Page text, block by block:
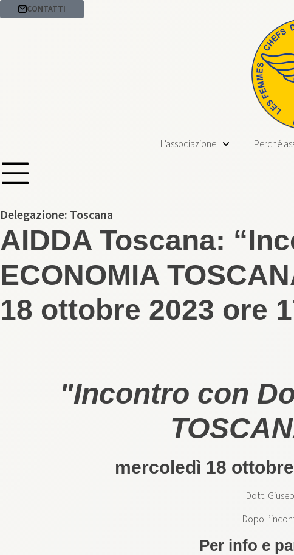
CONTATTI
L’associazione Perché
Delegazione: Toscana
AIDDA Toscana:
ECONOMIA
18 ottobre 2023 ore
"Incontro con
mercoledì 18
Dott.
Dopo
Per info e